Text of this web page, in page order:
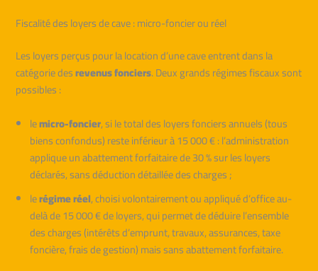
Fiscalité des loyers de cave : micro-foncier ou réel
Les loyers perçus pour la location d’une cave entrent dans la
catégorie desrevenus fonciers. Deux grands régimes fiscaux sont
possibles :
lemicro-foncier, si le total des loyers fonciers annuels (tous
biens confondus) reste inférieur à 15 000 € : l’administration
applique un abattement forfaitaire de 30 % sur les loyers
déclarés, sans déduction détaillée des charges ;
lerégime réel, choisi volontairement ou appliqué d’office au-
delà de 15 000 € de loyers, qui permet de déduire l’ensemble
des charges (intérêts d’emprunt, travaux, assurances, taxe
foncière, frais de gestion) mais sans abattement forfaitaire.